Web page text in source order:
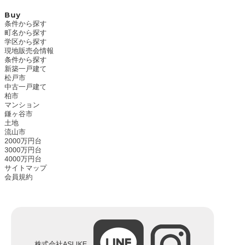
Buy
条件から探す
町名から探す
学区から探す
現地販売会情報
条件から探す
新築一戸建て
松戸市
中古一戸建て
柏市
マンション
鎌ヶ谷市
土地
流山市
2000万円台
3000万円台
4000万円台
サイトマップ
会員規約